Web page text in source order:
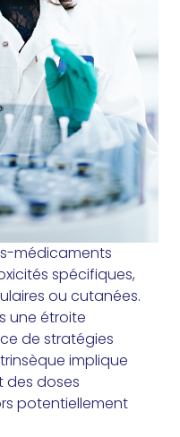
médicaments
spécifiques,
ou cutanées.
une étroite
de stratégies
implique
des doses
potentiellement